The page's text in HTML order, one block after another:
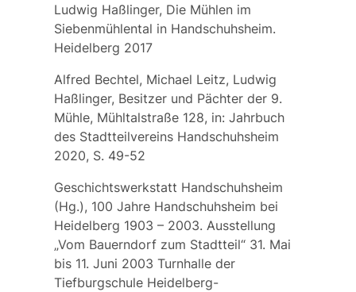
Ludwig Haßlinger, Die Mühlen im
Siebenmühlental in Handschuhsheim.
Heidelberg 2017
Alfred Bechtel, Michael Leitz, Ludwig
Haßlinger, Besitzer und Pächter der 9.
Mühle, Mühltalstraße 128, in: Jahrbuch
des Stadtteilvereins Handschuhsheim
2020, S. 49-52
Geschichtswerkstatt Handschuhsheim
(Hg.), 100 Jahre Handschuhsheim bei
Heidelberg 1903 – 2003. Ausstellung
„Vom Bauerndorf zum Stadtteil“ 31. Mai
bis 11. Juni 2003 Turnhalle der
Tiefburgschule Heidelberg-